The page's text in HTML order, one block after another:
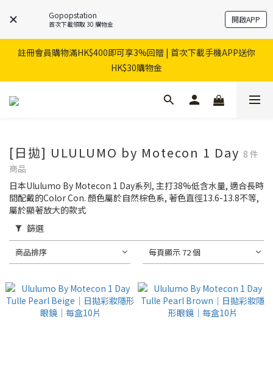
Gopopstation
首次下載領取 30 購物金 開啟APP
註冊會員購物滿HK$400即可享3%回贈 | 首次下載手機APP送你
HK$30購物金
[日拋] ULULUMO by Motecon 1 Day 8 件
商品
日本Ululumo By Motecon 1 Day系列, 主打38%低含水量, 適合長時
間配戴的Color Con. 顏色屬於自然棕色系, 著色直徑13.6-13.8不等,
屬於顯著放大的款式
篩選
商品排序 每頁顯示 72 個